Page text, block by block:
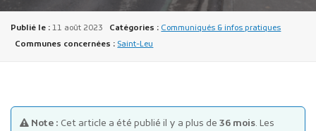
Publicité des actes
Publié le : 11 août 2023 Catégories : Communiqués & infos pratiques
Communes concernées : Saint-Leu
Note : Cet article a été publié il y a plus de 36 mois. Les